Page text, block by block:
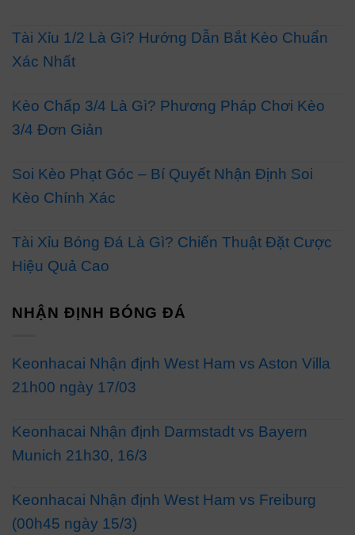
Tài Xỉu 1/2 Là Gì? Hướng Dẫn Bắt Kèo Chuẩn
Xác Nhất
Kèo Chấp 3/4 Là Gì? Phương Pháp Chơi Kèo
3/4 Đơn Giản
Soi Kèo Phạt Góc – Bí Quyết Nhận Định Soi
Kèo Chính Xác
Tài Xỉu Bóng Đá Là Gì? Chiến Thuật Đặt Cược
Hiệu Quả Cao
NHẬN ĐỊNH BÓNG ĐÁ
Keonhacai Nhận định West Ham vs Aston Villa
21h00 ngày 17/03
Keonhacai Nhận định Darmstadt vs Bayern
Munich 21h30, 16/3
Keonhacai Nhận định West Ham vs Freiburg
(00h45 ngày 15/3)